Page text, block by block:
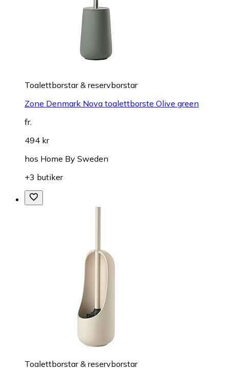
Toalettborstar & reservborstar
Zone Denmark Nova toalettborste Olive green
fr.
494 kr
hos Home By Sweden
+3 butiker
Toalettborstar & reservborstar